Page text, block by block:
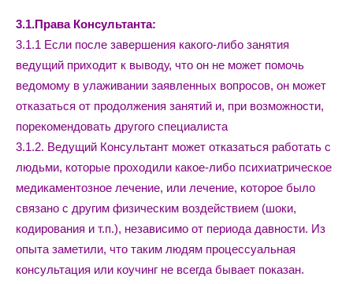
3.1.Права Консультанта:
3.1.1 Если после завершения какого-либо занятия
ведущий приходит к выводу, что он не может помочь
ведомому в улаживании заявленных вопросов, он может
отказаться от продолжения занятий и, при возможности,
порекомендовать другого специалиста
3.1.2. Ведущий Консультант может отказаться работать с
людьми, которые проходили какое-либо психиатрическое
медикаментозное лечение, или лечение, которое было
связано с другим физическим воздействием (шоки,
кодирования и т.п.), независимо от периода давности. Из
опыта заметили, что таким людям процессуальная
консультация или коучинг не всегда бывает показан.